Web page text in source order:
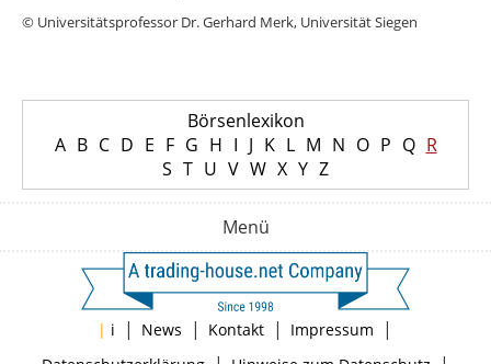
© Universitätsprofessor Dr. Gerhard Merk, Universität Siegen
Börsenlexikon
A B C D E F G H I J K L M N O P Q R
S T U V W X Y Z
Menü
| i | News | Kontakt | Impressum |